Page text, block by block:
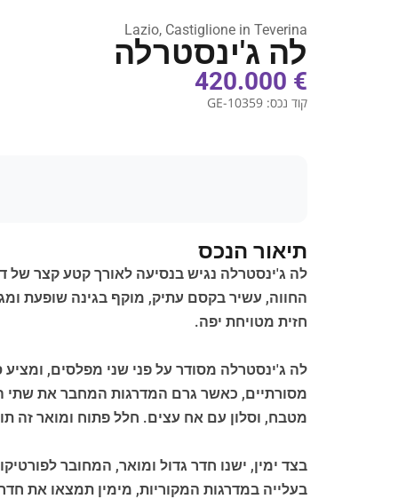
Lazio, Castiglione in Teverina
לה ג'ינסטרלה
€ 420.000
קוד נכס: GE-10359
תיאור הנכס
חזית מטויחת יפה.
מסורתיים, כאשר גרם המדרגות המחבר את שתי
מטבח, וסלון עם אח עצים. חלל פתוח ומואר זה
בצד ימין, ישנו חדר גדול ומואר, המחובר
בעלייה במדרגות המקוריות, מימין תמצאו את